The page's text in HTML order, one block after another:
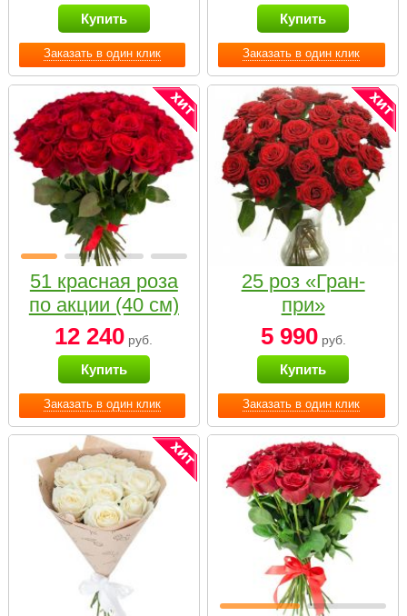
Заказать в один клик
Купить
Заказать в один клик
Купить
Заказать в один клик
51 красная роза
по акции (40 см)
12 240 руб.
Купить
Заказать в один клик
25 роз «Гран-
при»
5 990руб.
Купить